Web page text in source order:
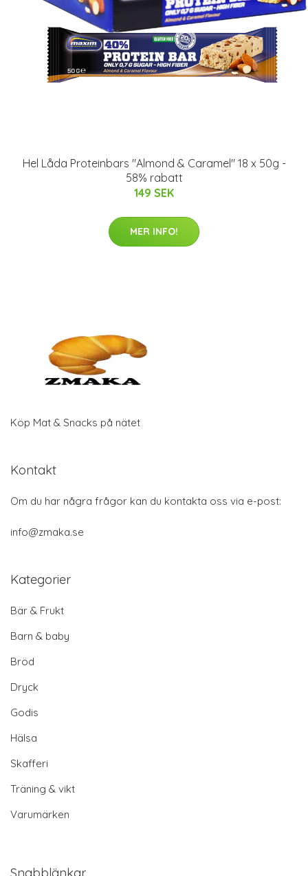
Hel Låda Proteinbars "Almond & Caramel" 18 x 50g -
58% rabatt
149 SEK
MER INFO!
Köp Mat & Snacks på nätet
Kontakt
Om du har några frågor kan du kontakta oss via e-post:
info@zmaka.se
Kategorier
Bär & Frukt
Barn & baby
Bröd
Dryck
Godis
Hälsa
Skafferi
Träning & vikt
Varumärken